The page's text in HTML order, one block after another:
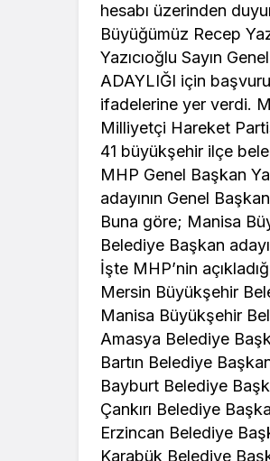
hesabı üzerinden
Büyüğümüz Recep
Yazıcıoğlu Sayın
ADAYLIĞI için
ifadelerine yer verdi.
Milliyetçi Hareket
41 büyükşehir ilçe
MHP Genel Başkan
adayının Genel
Buna göre; Manisa
Belediye Başkan
İşte MHP’nin
Mersin Büyükşehir
Manisa Büyükşehir
Amasya Belediye
Bartın Belediye
Bayburt Belediye
Çankırı Belediye
Erzincan Belediye
Karabük Belediye
Köşe Yazıları
Suriyeli Kadının
Gözünden: Halep’ten